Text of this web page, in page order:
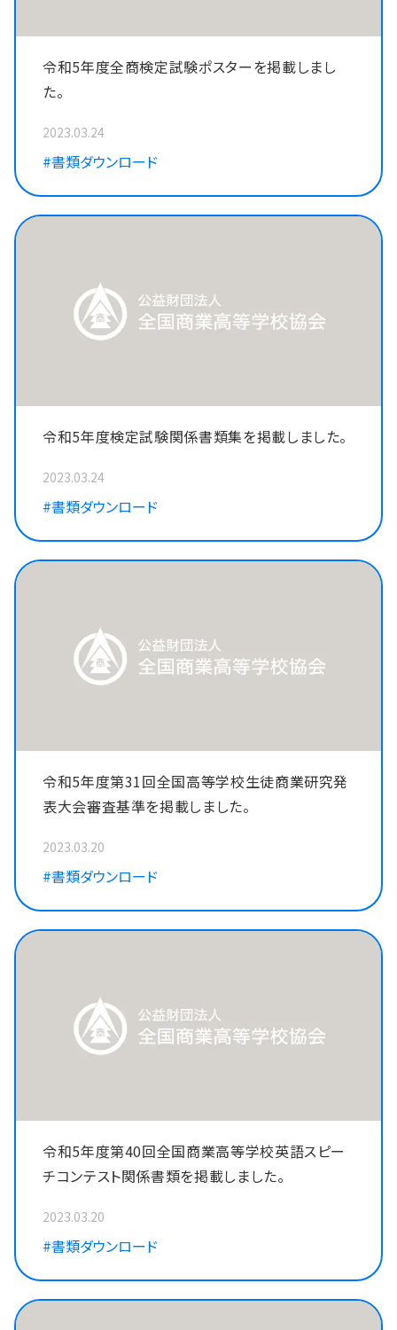
令和5年度全商検定試験ポスターを掲載しまし
た。
2023.03.24
#書類ダウンロード
令和5年度検定試験関係書類集を掲載しました。
2023.03.24
#書類ダウンロード
令和5年度第31回全国高等学校生徒商業研究発
表大会審査基準を掲載しました。
2023.03.20
#書類ダウンロード
令和5年度第40回全国商業高等学校英語スピー
チコンテスト関係書類を掲載しました。
2023.03.20
#書類ダウンロード